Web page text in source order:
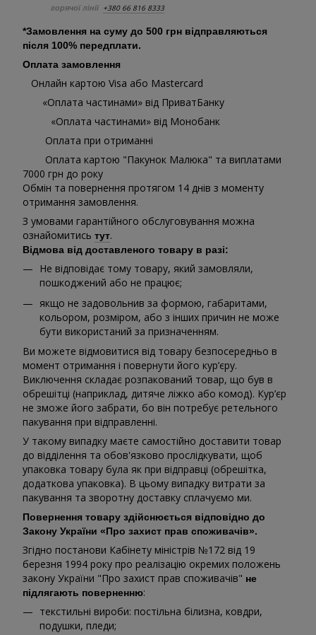
горячої лінії +380 66 816 8333
*Замовлення на суму до 500 грн відправляються
після 100% передплати.
Оплата замовлення
Онлайн картою Visa або Mastercard
«Оплата частинами» від ПриватБанку
«Оплата частинами» від Монобанк
Оплата при отриманні
Оплата картою "Пакунок Малюка" та виплатами
7000 грн до року
Обмін та повернення протягом 14 днів з моменту
отримання замовлення.
З умовами гарантійного обслуговування можна
ознайомитись тут.
Відмова від доставленого товару в разі:
Не відповідає тому товару, який замовляли,
пошкоджений або не працює;
якщо не задовольнив за формою, габаритами,
кольором, розміром, або з інших причин не може
бути використаний за призначенням.
Ви можете відмовитися від товару безпосередньо в
момент отримання і повернути його кур’єру.
Виключення складає розпакований товар, що був в
обрешітці (наприклад, дитяче ліжко або комод). Кур’єр
не зможе його забрати, бо він потребує ретельного
пакування при відправленні.
У такому випадку маєте самостійно доставити товар
до відділення та обов'язково прослідкувати, щоб
упаковка товару була як при відправці (обрешітка,
додаткова упаковка). В цьому випадку витрати за
пакування та зворотну доставку сплачуємо ми.
Повернення товару здійснюється відповідно до
Закону України «Про захист прав споживачів».
Згідно постанови Кабінету міністрів №172 від 19
березня 1994 року про реалізацію окремих положень
закону України "Про захист прав споживачів" не
підлягають поверненню:
текстильні вироби: постільна білизна, ковдри,
подушки, пледи;